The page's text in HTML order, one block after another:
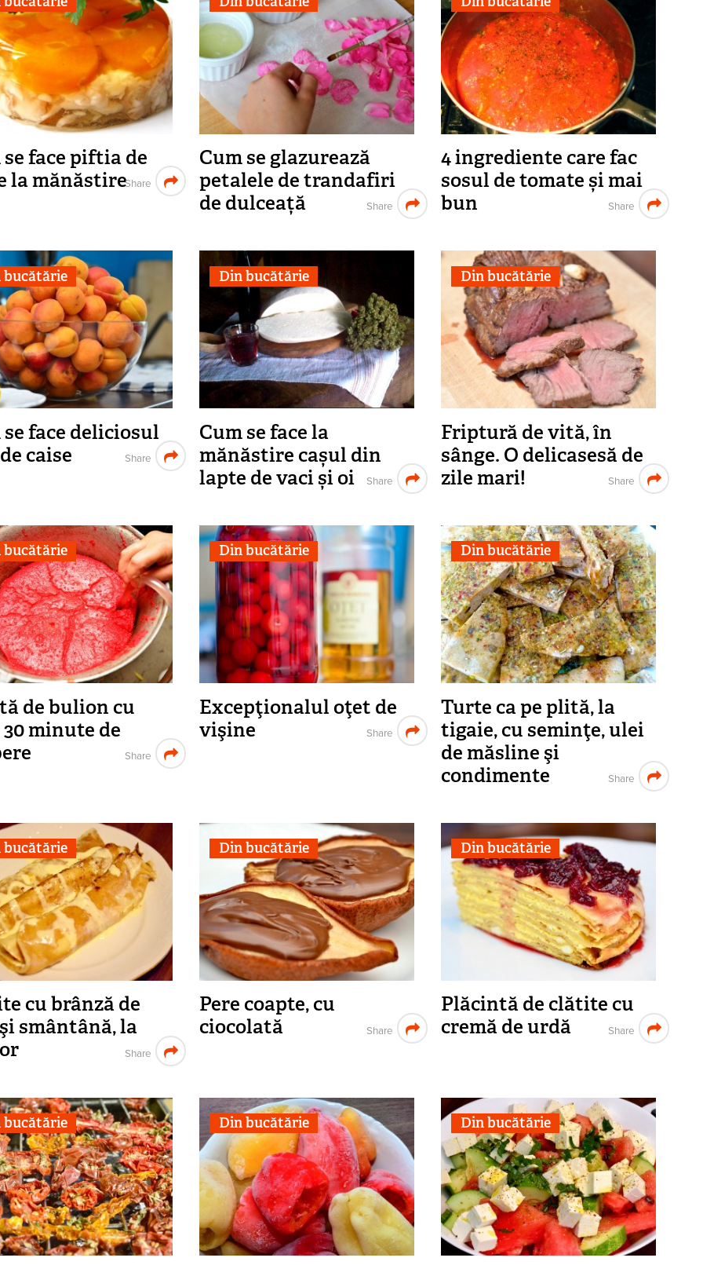
se face piftia de
la mănăstireShare
Cum se glazurează
petalele de trandafiri
de dulceață
Share
4 ingrediente care fac
sosul de tomate și mai
bun
Share
bucătărie
se face deliciosul
caise
Share
Din bucătărie
Cum se face la
mănăstire cașul din
lapte de vaci și oi
Share
Din bucătărie
Friptură de vită, în
sânge. O delicasesă de
zile mari!
Share
bucătărie
de bulion cu
minute de
Share
Din bucătărie
Excepţionalul oţet de
vişine
Share
Din bucătărie
Turte ca pe plită, la
tigaie, cu seminţe, ulei
de măsline şi
condimente
Share
bucătărie
cu brânză de
smântână, la
Share
Din bucătărie
Pere coapte, cu
ciocolată
Share
Din bucătărie
Plăcintă de clătite cu
cremă de urdă
Share
bucătărie Din bucătărie Din bucătărie